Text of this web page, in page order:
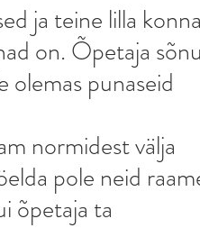
ja teine lilla
on. Õpetaja
olemas punaseid
normidest välja
pole neid
õpetaja ta